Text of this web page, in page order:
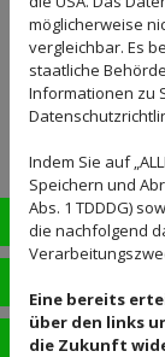
0521 - 2 38
möglicherweise
vergleichbar. Es
staatliche
Informationen zu
Indem Sie auf
Speichern und
Abs. 1 TDDDG)
die nachfolgend
Eine bereits
über den links
die Zukunft